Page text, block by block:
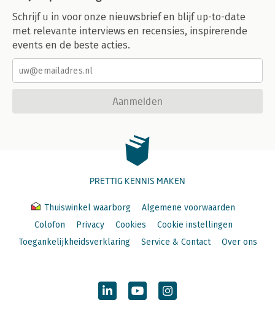
Schrijf u in voor onze nieuwsbrief en blijf up-to-date
met relevante interviews en recensies, inspirerende
events en de beste acties.
Aanmelden
PRETTIG KENNIS MAKEN
Thuiswinkel waarborg
Algemene voorwaarden
Colofon
Privacy Cookies
Cookie instellingen
Toegankelijkheidsverklaring
Service & Contact Over ons